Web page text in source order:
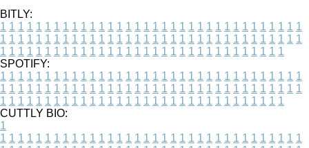
BITLY:
1 1 1 1 1 1 1 1 1 1 1 1 1 1 1 1 1 1 1 1 1 1 1 1 1 1 1 1 1 1 1 1 1 1
1 1 1 1 1 1 1 1 1 1 1 1 1 1 1 1 1 1 1 1 1 1 1 1 1 1 1 1 1 1 1 1 1 1
1 1 1 1 1 1 1 1 1 1 1 1 1 1 1 1 1 1 1 1 1 1 1 1 1 1 1 1 1 1 1 1
SPOTIFY:
1 1 1 1 1 1 1 1 1 1 1 1 1 1 1 1 1 1 1 1 1 1 1 1 1 1 1 1 1 1 1 1 1 1
1 1 1 1 1 1 1 1 1 1 1 1 1 1 1 1 1 1 1 1 1 1 1 1 1 1 1 1 1 1 1 1 1 1
1 1 1 1 1 1 1 1 1 1 1 1 1 1 1 1 1 1 1 1 1 1 1 1 1 1 1 1 1 1 1 1
CUTTLY BIO:
1
1 1 1 1 1 1 1 1 1 1 1 1 1 1 1 1 1 1 1 1 1 1 1 1 1 1 1 1 1 1 1 1 1 1